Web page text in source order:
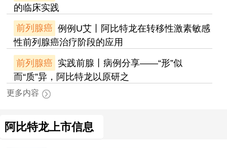
的临床实践
前列腺癌 例例U艾丨阿比特龙在转移性激素敏感
性前列腺癌治疗阶段的应用
前列腺癌 实践前腺丨病例分享——“形”似
而“质”异，阿比特龙以原研之
更多内容
阿比特龙上市信息